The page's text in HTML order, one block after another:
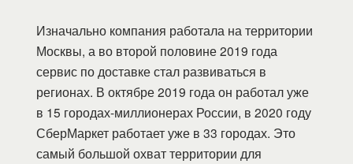
Изначально компания работала на территории
Москвы, а во второй половине 2019 года
сервис по доставке стал развиваться в
регионах. В октябре 2019 года он работал уже
в 15 городах-миллионерах России, в 2020 году
СберМаркет работает уже в 33 городах. Это
самый большой охват территории для